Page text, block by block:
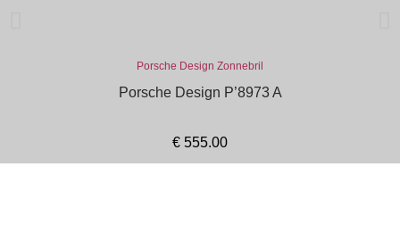
Porsche Design Zonnebril
Porsche Design P’8973 A
€ 555.00